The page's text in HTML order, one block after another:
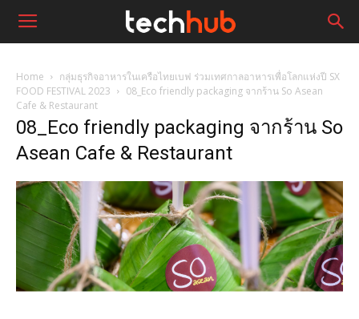
Home
กลุ่มธุรกิจอาหารในเครือไทยเบฟ ร่วมเทศกาลอาหารเพื่อโลกแห่งปี SX
FOOD FESTIVAL 2023
08_Eco friendly packaging จากร้าน So Asean
Cafe & Restaurant
08_Eco friendly packaging จากร้าน So
Asean Cafe & Restaurant